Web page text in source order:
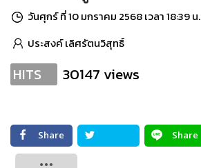
วันศุกร์ ที่ 10 มกราคม 2568 เวลา 18:39 น.
ประสงค์ เลิศรัตนวิสุทธิ์
HITS 30147 views
Share
Share